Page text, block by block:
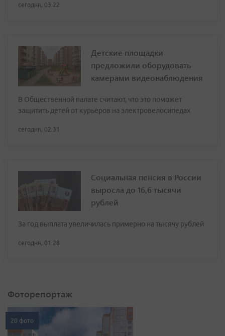
сегодня, 03:22
Детские площадки
предложили оборудовать
камерами видеонаблюдения
В Общественной палате считают, что это поможет
защитить детей от курьеров на электровелосипедах
сегодня, 02:31
Социальная пенсия в России
выросла до 16,6 тысячи
рублей
За год выплата увеличилась примерно на тысячу рублей
сегодня, 01:28
Фоторепортаж
20 фото